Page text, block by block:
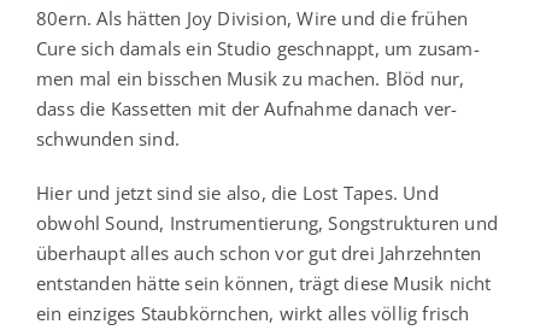
80ern. Als hät­ten Joy Divi­si­on, Wire und die frü­hen
Cure sich damals ein Stu­dio geschnappt, um zusam­
men mal ein biss­chen Musik zu machen. Blöd nur,
dass die Kas­set­ten mit der Auf­nah­me danach ver­
schwun­den sind.
Hier und jetzt sind sie also, die Lost Tapes. Und
obwohl Sound, Instru­men­tie­rung, Song­struk­tu­ren und
über­haupt alles auch schon vor gut drei Jahr­zehn­ten
ent­stan­den hät­te sein kön­nen, trägt die­se Musik nicht
ein ein­zi­ges Staub­körn­chen, wirkt alles völ­lig frisch